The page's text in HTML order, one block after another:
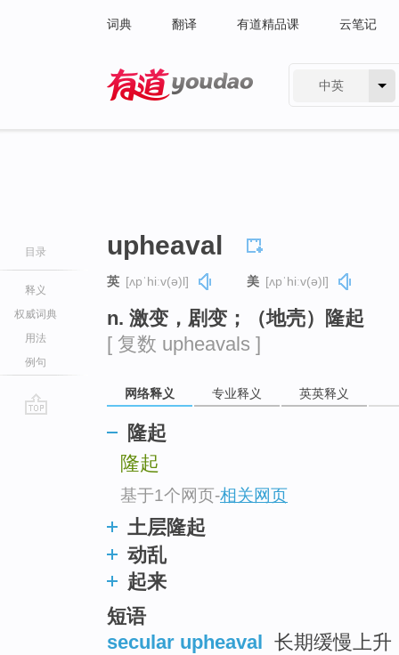
词典 翻译 有道精品课 云笔记
中英
目录
释义
权威词典
用法
例句
upheaval
英 [ʌpˈhiːv(ə)l] 美 [ʌpˈhiːv(ə)l]
n. 激变，剧变；（地壳）隆起
[ 复数 upheavals ]
网络释义 专业释义 英英释义
隆起
隆起
基于1个网页-相关网页
土层隆起
动乱
起来
短语
secular upheaval 长期缓慢上升